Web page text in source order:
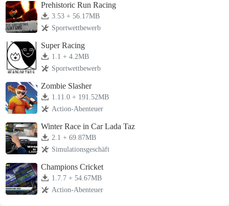
Prehistoric Run Racing
3.53 + 56.17MB
Sportwettbewerb
Super Racing
1.1 + 4.2MB
Sportwettbewerb
Zombie Slasher
1.11.0 + 191.52MB
Action-Abenteuer
Winter Race in Car Lada Taz
2.1 + 69.87MB
Simulationsgeschäft
Champions Cricket
1.7.7 + 54.67MB
Action-Abenteuer